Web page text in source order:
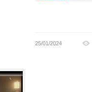
25/01/2024